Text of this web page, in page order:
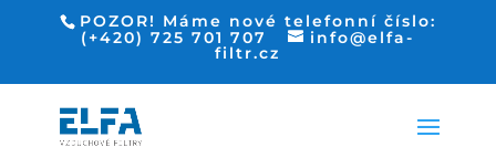
POZOR! Máme nové telefonní číslo:
(+420) 725 701 707
info@elfa-
filtr.cz